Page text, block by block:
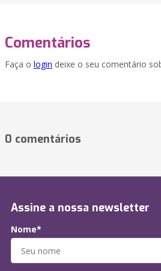
Comentários
Faça o login deixe o seu comentário
0 comentários
Assine a nossa newsletter
Nome*